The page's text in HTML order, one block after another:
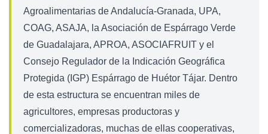
Agroalimentarias de Andalucía-Granada, UPA,
COAG, ASAJA, la Asociación de Espárrago Verde
de Guadalajara, APROA, ASOCIAFRUIT y el
Consejo Regulador de la Indicación Geográfica
Protegida (IGP) Espárrago de Huétor Tájar. Dentro
de esta estructura se encuentran miles de
agricultores, empresas productoras y
comercializadoras, muchas de ellas cooperativas,